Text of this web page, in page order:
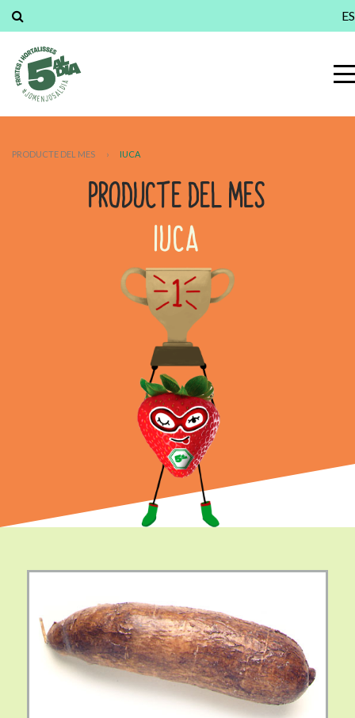
ES
PRODUCTE DEL MES › IUCA
PRODUCTE DEL MES
IUCA